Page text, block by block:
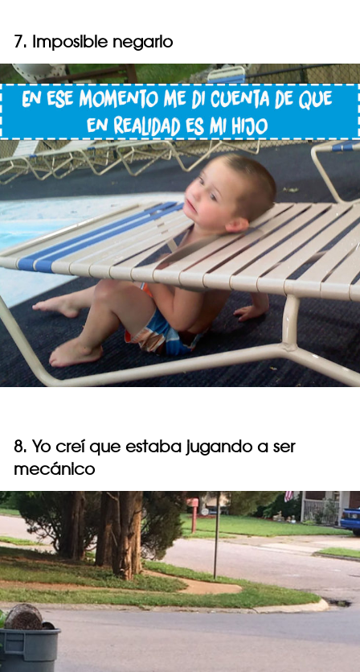
7. Imposible negarlo
8. Yo creí que estaba jugando a ser
mecánico